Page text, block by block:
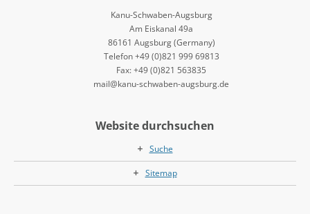
Kanu-Schwaben-Augsburg
Am Eiskanal 49a
86161 Augsburg (Germany)
Telefon +49 (0)821 999 69813
Fax: +49 (0)821 563835
mail@kanu-schwaben-augsburg.de
Website durchsuchen
Suche
Sitemap